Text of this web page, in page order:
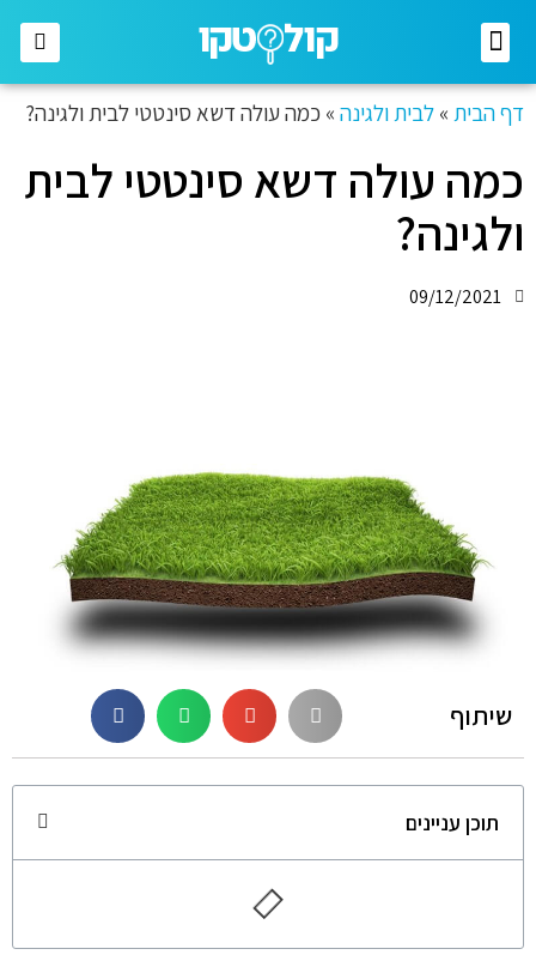
דף הבית » לבית ולגינה » כמה עולה דשא סינטטי לבית ולגינה?
כמה עולה דשא סינטטי לבית
ולגינה?
09/12/2021
שיתוף
תוכן עניינים